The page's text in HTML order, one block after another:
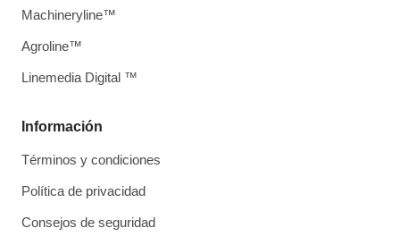
Información
Términos y condiciones
Política de privacidad
Consejos de seguridad
Machineryline™
Agroline™
Linemedia Digital ™